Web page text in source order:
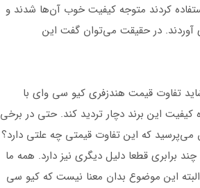
کردند متوجه کیفیت خوب آن‌ها شدند و
آوردند. در حقیقت می‌توان گفت این
تفاوت قیمت هندزفری کیو سی وای با
این برند دچار تردید کند. حتی در برخی
احتمالا از خودتان می‌پرسید که این تفاوت قیمتی چه علتی دارد؟
برابری قطعا دلیل دیگری نیز دارد. همه ما
این موضوع بدان معنا نیست که کیو سی